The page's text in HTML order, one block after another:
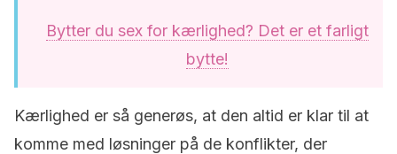
Bytter du sex for kærlighed? Det er et farligt
bytte!
Kærlighed er så generøs, at den altid er klar til at
komme med løsninger på de konflikter, der